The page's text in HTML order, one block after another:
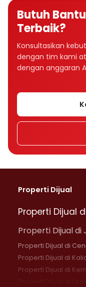
Butuh
Terbaik?
Konsultasikan
dengan tim kami
dengan anggaran
Properti Dijual
Properti Dijual
Properti Dijual di
Properti Dijual di
Properti Dijual di
Properti Dijual di